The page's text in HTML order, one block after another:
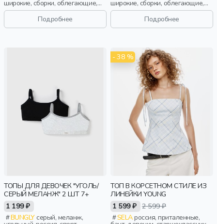
широкие, сборки, облегающие,
девочки, старшеклассники, дети
Подробнее
широкие, сборки, облегающие,
девочки, старшеклассники, дети
Подробнее
ТОПЫ ДЛЯ ДЕВОЧЕК "УГОЛЬ/
СЕРЫЙ МЕЛАНЖ" 2 ШТ 7+
1 199 ₽
BUNGLYсерый, меланж,
- 38 %
ТОП В КОРСЕТНОМ СТИЛЕ ИЗ
ЛИНЕЙКИ YOUNG
1 599 ₽ 2 599 ₽
SELAроссия, приталенные,